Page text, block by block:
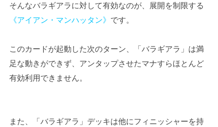
そんなバラギアラに対して有効なのが、展開を制限する
《アイアン・マンハッタン》 です。
このカードが起動した次のターン、「バラギアラ」は満
足な動きができず、アンタップさせたマナすらほとんど
有効利用できません。
また、「バラギアラ」デッキは他にフィニッシャーを持